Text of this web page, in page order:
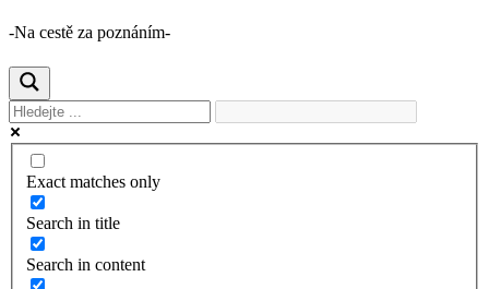
-Na cestě za poznáním-
Exact matches only
Search in title
Search in content